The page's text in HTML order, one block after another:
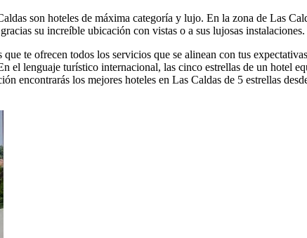
son hoteles de máxima categoría y lujo. En la zona de Las
su increíble ubicación con vistas o a sus lujosas instalaciones.
te ofrecen todos los servicios que se alinean con tus
lenguaje turístico internacional, las cinco estrellas de un hotel
encontrarás los mejores hoteles en Las Caldas de 5 estrellas